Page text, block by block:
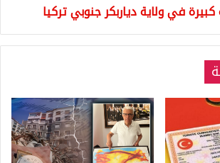
في ولاية دياربكر جنوبي تركيا